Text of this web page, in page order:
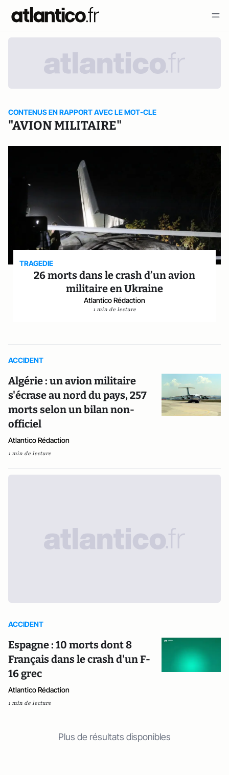
CONTENUS EN RAPPORT AVEC LE MOT-CLE
"AVION MILITAIRE"
TRAGEDIE
26 morts dans le crash d’un avion
militaire en Ukraine
Atlantico Rédaction
1 min de lecture
ACCIDENT
Algérie : un avion militaire
s'écrase au nord du pays, 257
morts selon un bilan non-
officiel
Atlantico Rédaction
1 min de lecture
ACCIDENT
Espagne : 10 morts dont 8
Français dans le crash d'un F-
16 grec
Atlantico Rédaction
1 min de lecture
Plus de résultats disponibles